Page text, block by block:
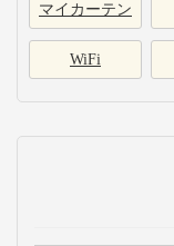
マイカーテン
WiFi